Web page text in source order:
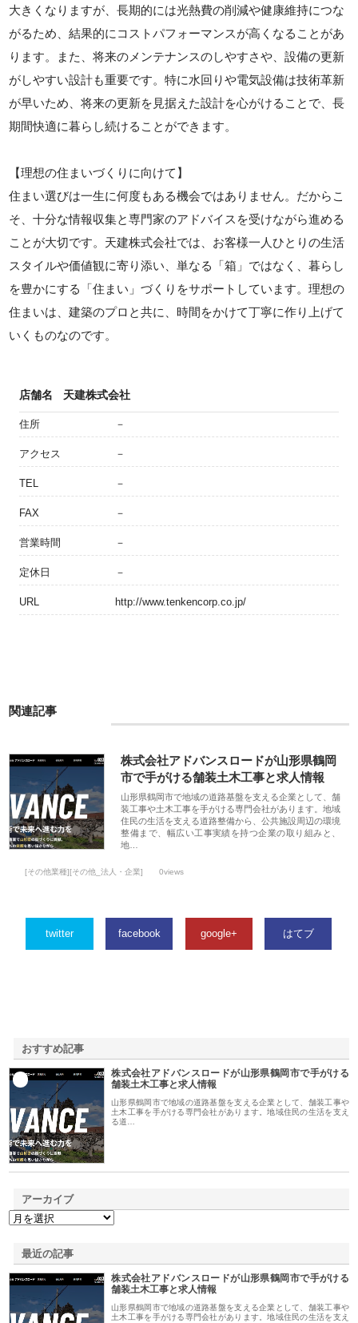
大きくなりますが、長期的には光熱費の削減や健康維持につな
がるため、結果的にコストパフォーマンスが高くなることがあ
ります。また、将来のメンテナンスのしやすさや、設備の更新
がしやすい設計も重要です。特に水回りや電気設備は技術革新
が早いため、将来の更新を見据えた設計を心がけることで、長
期間快適に暮らし続けることができます。
【理想の住まいづくりに向けて】
住まい選びは一生に何度もある機会ではありません。だからこ
そ、十分な情報収集と専門家のアドバイスを受けながら進める
ことが大切です。天建株式会社では、お客様一人ひとりの生活
スタイルや価値観に寄り添い、単なる「箱」ではなく、暮らし
を豊かにする「住まい」づくりをサポートしています。理想の
住まいは、建築のプロと共に、時間をかけて丁寧に作り上げて
いくものなのです。
店舗名 天建株式会社
住所 －
アクセス －
TEL －
FAX －
営業時間 －
定休日 －
URL http://www.tenkencorp.co.jp/
関連記事
株式会社アドバンスロードが山形県鶴岡
市で手がける舗装土木工事と求人情報
山形県鶴岡市で地域の道路基盤を支える企業として、舗
装工事や土木工事を手がける専門会社があります。地域
住民の生活を支える道路整備から、公共施設周辺の環境
整備まで、幅広い工事実績を持つ企業の取り組みと、
地…
[その他業種][その他_法人・企業] 0views
twitter facebook google+ はてブ
おすすめ記事
株式会社アドバンスロードが山形県鶴岡市で手がける
舗装土木工事と求人情報
山形県鶴岡市で地域の道路基盤を支える企業として、舗装工事や
土木工事を手がける専門会社があります。地域住民の生活を支え
る道…
アーカイブ
最近の記事
株式会社アドバンスロードが山形県鶴岡市で手がける
舗装土木工事と求人情報
山形県鶴岡市で地域の道路基盤を支える企業として、舗装工事や
土木工事を手がける専門会社があります。地域住民の生活を支え